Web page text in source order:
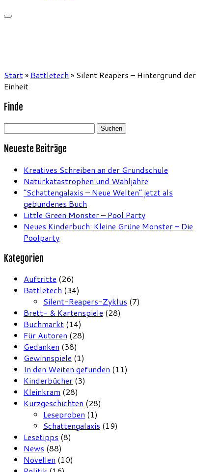
Start» Battletech » Silent Reapers – Hintergrund der
Einheit
Finde
Suchen
Neueste Beiträge
Kreatives Schreiben an der Grundschule
Naturkatastrophen und Wahljahre
“Schattengalaxis – Neue Welten” jetzt als
gebundenes Buch
Little Green Monster – Pool Party
Neues Kinderbuch: Kleine Grüne Monster – Die
Poolparty
Kategorien
Auftritte (26)
Battletech (34)
Silent-Reapers-Zyklus (7)
Brett- & Kartenspiele (28)
Buchmarkt (14)
Für Autoren (28)
Gedanken (38)
Gewinnspiele (1)
In den Weiten gefunden (11)
Kinderbücher (3)
Kleinkram (28)
Kurzgeschichten (28)
Leseproben (1)
Schattengalaxis (19)
Lesetipps (8)
News (88)
Novellen (10)